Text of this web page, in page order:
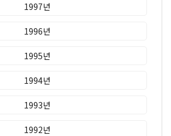
1997년
1996년
1995년
1994년
1993년
1992년